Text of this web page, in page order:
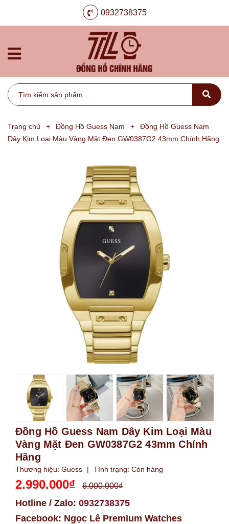
0932738375
Trang chủ + Đồng Hồ Guess Nam +
Đồng Hồ Guess Nam
Dây Kim Loại Màu Vàng Mặt Đen GW0387G2 43mm Chính Hãng
Đồng Hồ Guess Nam Dây Kim Loại Màu
Vàng Mặt Đen GW0387G2 43mm Chính
Hãng
Thương hiệu: Guess | Tình trạng: Còn hàng
2.990.000₫ 6.000.000₫
Hotline / Zalo: 0932738375
Facebook: Ngọc Lê Premium Watches